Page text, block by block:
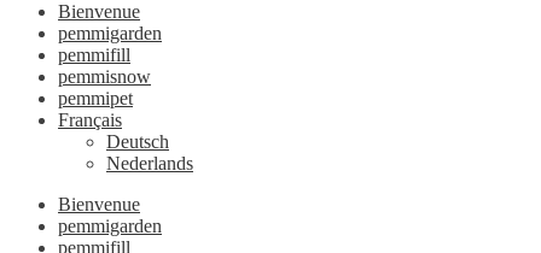
Bienvenue
pemmigarden
pemmifill
pemmisnow
pemmipet
Français
Deutsch
Nederlands
Bienvenue
pemmigarden
pemmifill